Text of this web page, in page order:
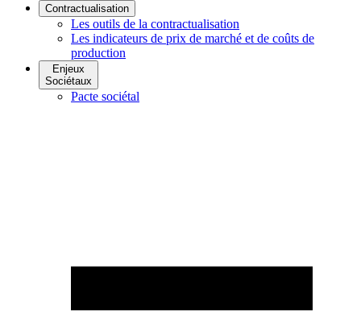
Contractualisation
Les outils de la contractualisation
Les indicateurs de prix de marché et de coûts de
production
Enjeux
Sociétaux
Pacte sociétal